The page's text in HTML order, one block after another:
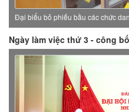
Đại biểu bỏ phiếu bầu các chức
Ngày làm việc thứ 3 - công